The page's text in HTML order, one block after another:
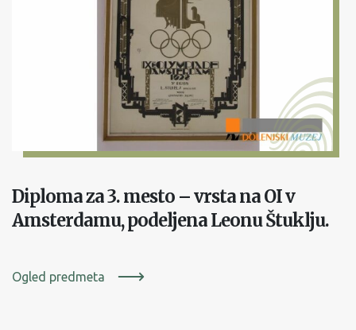
Diploma za 3. mesto – vrsta na OI v
Amsterdamu, podeljena Leonu Štuklju.
Ogled predmeta